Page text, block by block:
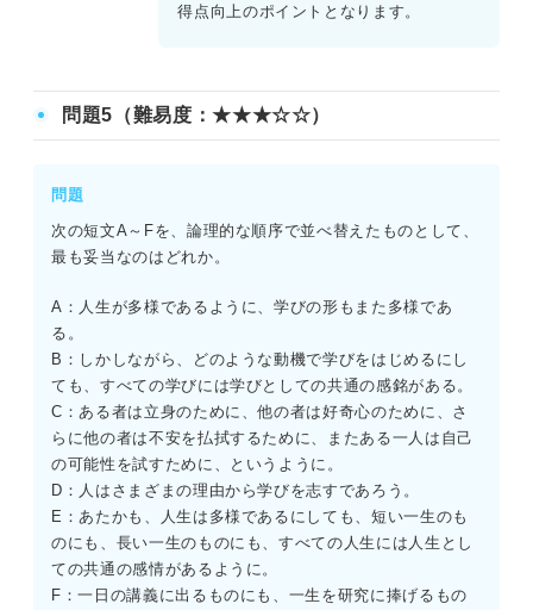
得点向上のポイントとなります。
問題5（難易度：★★★☆☆）
問題
次の短文A～Fを、論理的な順序で並べ替えたものとして、
最も妥当なのはどれか。
A：人生が多様であるように、学びの形もまた多様であ
る。
B：しかしながら、どのような動機で学びをはじめるにし
ても、すべての学びには学びとしての共通の感銘がある。
C：ある者は立身のために、他の者は好奇心のために、さ
らに他の者は不安を払拭するために、またある一人は自己
の可能性を試すために、というように。
D：人はさまざまの理由から学びを志すであろう。
E：あたかも、人生は多様であるにしても、短い一生のも
のにも、長い一生のものにも、すべての人生には人生とし
ての共通の感情があるように。
F：一日の講義に出るものにも、一生を研究に捧げるもの